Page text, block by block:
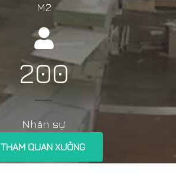
M2
200
Nhân sự
THAM QUAN XƯỞNG